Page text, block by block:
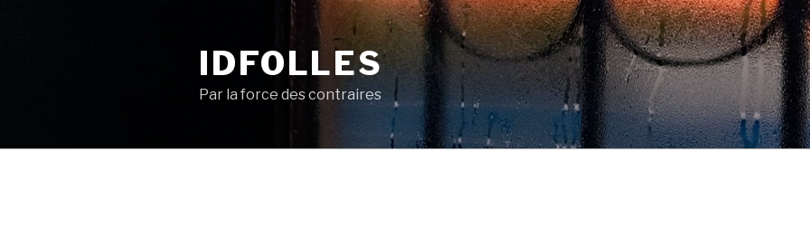
IDFOLLES
Par la force des contraires